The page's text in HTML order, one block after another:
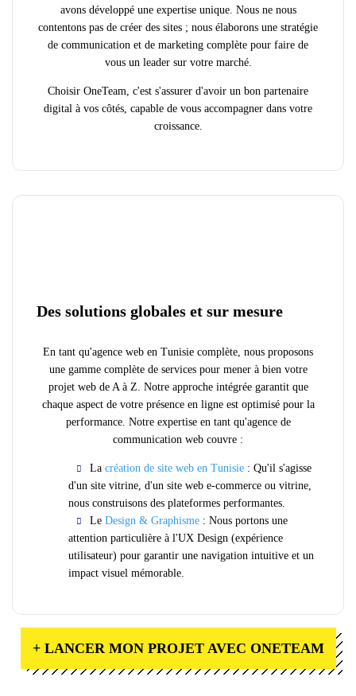
avons développé une expertise unique. Nous ne nous
contentons pas de créer des sites ; nous élaborons une stratégie
de communication et de marketing complète pour faire de
vous un leader sur votre marché.
Choisir OneTeam, c'est s'assurer d'avoir un bon partenaire
digital à vos côtés, capable de vous accompagner dans votre
croissance.
Des solutions globales et sur mesure
En tant qu'agence web en Tunisie complète, nous proposons
une gamme complète de services pour mener à bien votre
projet web de A à Z. Notre approche intégrée garantit que
chaque aspect de votre présence en ligne est optimisé pour la
performance. Notre expertise en tant qu'agence de
communication web couvre :
La création de site web en Tunisie : Qu'il s'agisse
d'un site vitrine, d'un site web e-commerce ou vitrine,
nous construisons des plateformes performantes.
Le Design & Graphisme : Nous portons une
attention particulière à l'UX Design (expérience
utilisateur) pour garantir une navigation intuitive et un
impact visuel mémorable.
+ LANCER MON PROJET AVEC ONETEAM